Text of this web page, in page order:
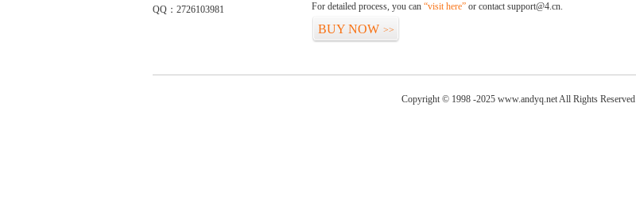
QQ：2726103981
For detailed process, you can “visit here” or contact support@4.cn.
BUY NOW >>
Copyright © 1998 -2025 www.andyq.net All Rights Reserved